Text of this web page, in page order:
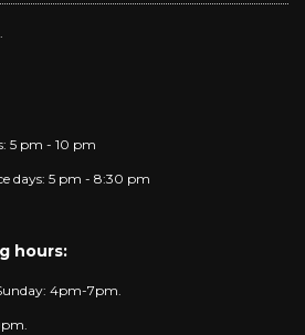
5 pm - 10 pm
days: 5 pm - 8:30 pm
hours:
4pm-7pm.